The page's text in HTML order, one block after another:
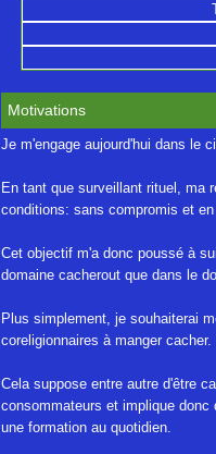
Motivations
Je m'engage aujourd'hui dans le
En tant que surveillant rituel, ma
conditions: sans compromis et
Cet objectif m'a donc poussé à
domaine cacherout que dans le
Plus simplement, je souhaiterai
coreligionnaires à manger cacher.
Cela suppose entre autre d'être
consommateurs et implique donc
une formation au quotidien.